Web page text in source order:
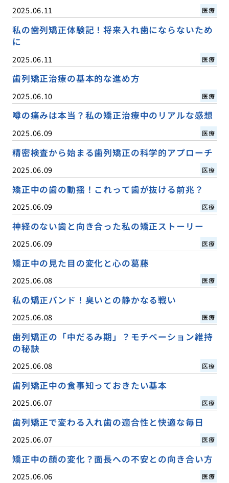
2025.06.11 医療
私の歯列矯正体験記！将来入れ歯にならないため
に
2025.06.11 医療
歯列矯正治療の基本的な進め方
2025.06.10 医療
噂の痛みは本当？私の矯正治療中のリアルな感想
2025.06.09 医療
精密検査から始まる歯列矯正の科学的アプローチ
2025.06.09 医療
矯正中の歯の動揺！これって歯が抜ける前兆？
2025.06.09 医療
神経のない歯と向き合った私の矯正ストーリー
2025.06.09 医療
矯正中の見た目の変化と心の葛藤
2025.06.08 医療
私の矯正バンド！臭いとの静かなる戦い
2025.06.08 医療
歯列矯正の「中だるみ期」？モチベーション維持
の秘訣
2025.06.08 医療
歯列矯正中の食事知っておきたい基本
2025.06.07 医療
歯列矯正で変わる入れ歯の適合性と快適な毎日
2025.06.07 医療
矯正中の顔の変化？面長への不安との向き合い方
2025.06.06 医療